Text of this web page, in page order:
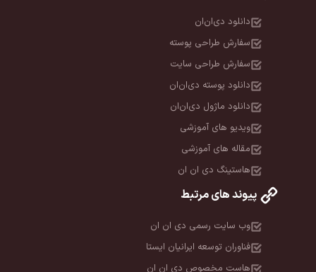
دانلود دی‌ان‌ان
سفارش طراحی پوسته
سفارش طراحی سایت
دانلود پوسته دی‌ان‌ان
دانلود ماژول دی‌ان‌ان
ویدیو های آموزشی
مقاله های آموزشی
هاستینگ دی ان ان
پیوند های مرتبط
وب سایت رسمی دی ان ان
فناوران توسعه ایرانیان ایستا
هاست مخصوص دی ان ان